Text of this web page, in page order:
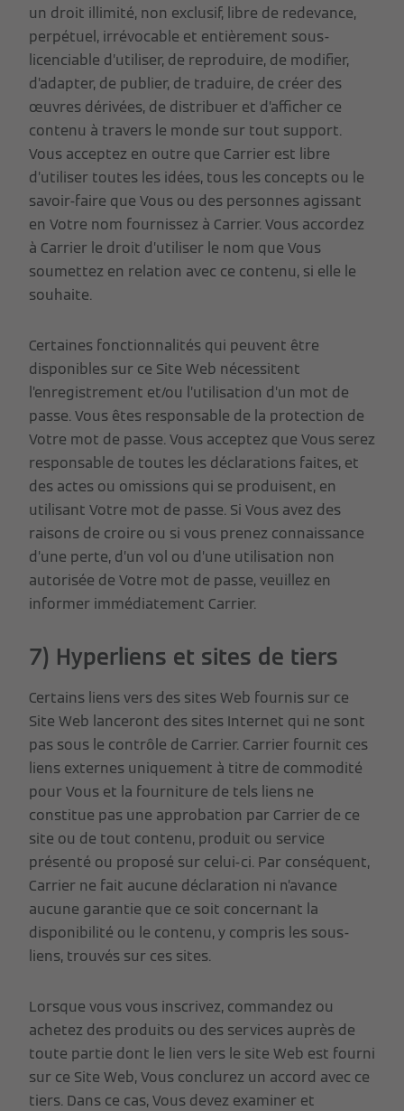
un droit illimité, non exclusif, libre de redevance,
perpétuel, irrévocable et entièrement sous-
licenciable d’utiliser, de reproduire, de modifier,
d’adapter, de publier, de traduire, de créer des
œuvres dérivées, de distribuer et d’afficher ce
contenu à travers le monde sur tout support.
Vous acceptez en outre que Carrier est libre
d’utiliser toutes les idées, tous les concepts ou le
savoir-faire que Vous ou des personnes agissant
en Votre nom fournissez à Carrier. Vous accordez
à Carrier le droit d’utiliser le nom que Vous
soumettez en relation avec ce contenu, si elle le
souhaite.
Certaines fonctionnalités qui peuvent être
disponibles sur ce Site Web nécessitent
l’enregistrement et/ou l’utilisation d’un mot de
passe. Vous êtes responsable de la protection de
Votre mot de passe. Vous acceptez que Vous serez
responsable de toutes les déclarations faites, et
des actes ou omissions qui se produisent, en
utilisant Votre mot de passe. Si Vous avez des
raisons de croire ou si vous prenez connaissance
d’une perte, d’un vol ou d’une utilisation non
autorisée de Votre mot de passe, veuillez en
informer immédiatement Carrier.
7) Hyperliens et sites de tiers
Certains liens vers des sites Web fournis sur ce
Site Web lanceront des sites Internet qui ne sont
pas sous le contrôle de Carrier. Carrier fournit ces
liens externes uniquement à titre de commodité
pour Vous et la fourniture de tels liens ne
constitue pas une approbation par Carrier de ce
site ou de tout contenu, produit ou service
présenté ou proposé sur celui-ci. Par conséquent,
Carrier ne fait aucune déclaration ni n’avance
aucune garantie que ce soit concernant la
disponibilité ou le contenu, y compris les sous-
liens, trouvés sur ces sites.
Lorsque vous vous inscrivez, commandez ou
achetez des produits ou des services auprès de
toute partie dont le lien vers le site Web est fourni
sur ce Site Web, Vous conclurez un accord avec ce
tiers. Dans ce cas, Vous devez examiner et